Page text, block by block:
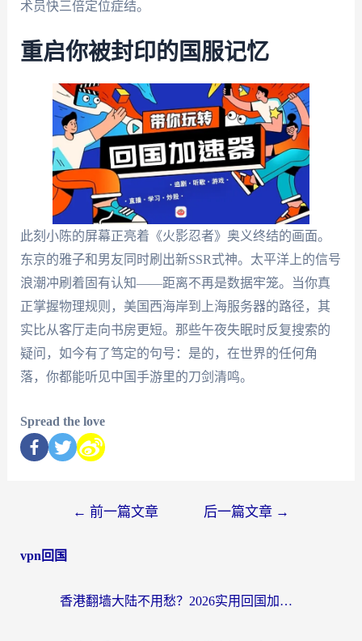
术员快三倍定位症结。
重启你被封印的国服记忆
此刻小陈的屏幕正亮着《火影忍者》奥义终结的画面。
东京的雅子和男友同时刷出新SSR式神。太平洋上的信号
浪潮冲刷着固有认知——距离不再是数据牢笼。当你真
正掌握物理规则，美国西海岸到上海服务器的路径，其
实比从客厅走向书房更短。那些午夜失眠时反复搜索的
疑问，如今有了笃定的句号：是的，在世界的任何角
落，你都能听见中国手游里的刀剑清鸣。
Spread the love
← 前一篇文章 后一篇文章 →
vpn回国
香港翻墙大陆不用愁？2026实用回国加速器指南：从选到用一步到位